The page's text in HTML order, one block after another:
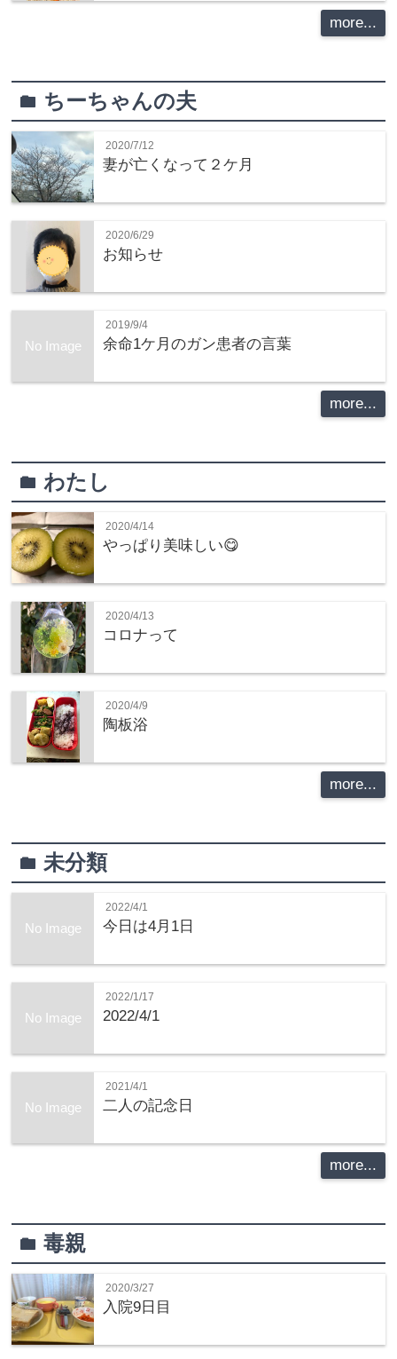
more...
folder ちーちゃんの夫
2020/7/12
妻が亡くなって２ケ月
2020/6/29
お知らせ
No Image
2019/9/4
余命1ケ月のガン患者の言葉
more...
folderわたし
2020/4/14
やっぱり美味しい😋
2020/4/13
コロナって
2020/4/9
陶板浴
more...
folder未分類
No Image
2022/4/1
今日は4月1日
No Image
2022/1/17
2022/4/1
No Image
2021/4/1
二人の記念日
more...
folder毒親
2020/3/27
入院9日目